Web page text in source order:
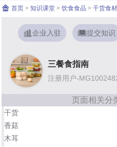
首页 > 知识课堂 > 饮食食品 > 干货食
企业入驻 提交知识
三餐食指南
注册用户-
页面相关分
干货
香菇
木耳